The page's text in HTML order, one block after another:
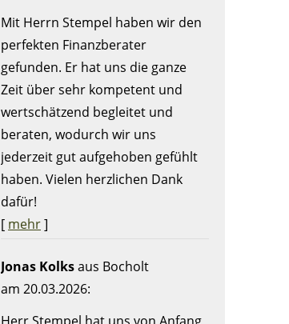
Mit Herrn Stempel haben wir den
perfekten Finanzberater
gefunden. Er hat uns die ganze
Zeit über sehr kompetent und
wertschätzend begleitet und
beraten, wodurch wir uns
jederzeit gut aufgehoben gefühlt
haben. Vielen herzlichen Dank
dafür!
[ mehr]
Jonas Kolksaus Bocholt
am 20.03.2026: